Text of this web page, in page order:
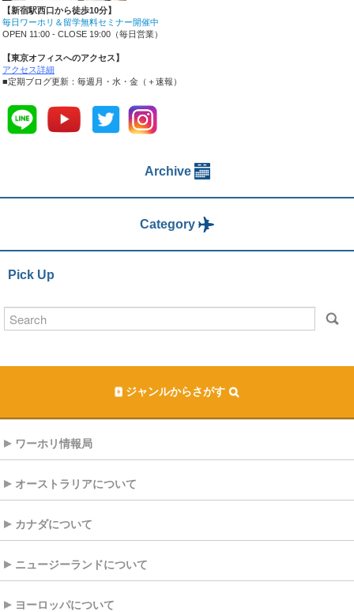
【新宿駅西口から徒歩10分】
毎日ワーホリ＆留学無料セミナー開催中
OPEN 11:00 - CLOSE 19:00（毎日営業）
【東京オフィスへのアクセス】
アクセス詳細
■定期ブログ更新：毎週月・水・金（＋速報）
Archive
Category
Pick Up
ジャンルからさがす
ワーホリ情報局
オーストラリアについて
カナダについて
ニュージーランドについて
ヨーロッパについて